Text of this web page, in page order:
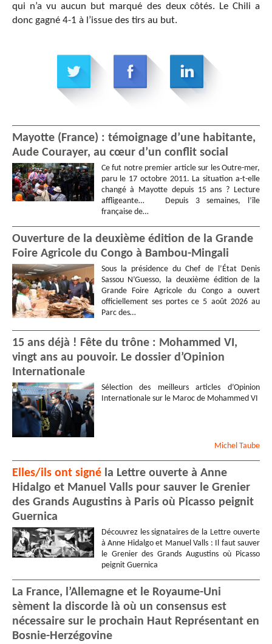
qui n’a vu aucun but marqué des deux côtés. Le Chili a
donc gagné 4-1 à l’issue des tirs au but.
Mayotte (France) : témoignage d’une habitante,
Aude Courayer, au cœur d’un conflit social
Ce fut notre premier article sur les Outre-mer,
paru le 17 octobre 2011. La situation a-t-elle
changé à Mayotte depuis 15 ans ? Lecture
affligeante… Depuis 3 semaines, l’île
française de…
Ouverture de la deuxième édition de la Grande
Foire Agricole du Congo à Bambou-Mingali
Sous la présidence du Chef de l’État Denis
Sassou N’Guesso, la deuxième édition de la
Grande Foire Agricole du Congo a ouvert
officiellement ses portes ce 5 août 2026 au
Parc des…
15 ans déjà ! Fête du trône : Mohammed VI,
vingt ans au pouvoir. Le dossier d’Opinion
Internationale
Sélection des meilleurs articles d’Opinion
Internationale sur le Maroc de Mohammed VI
Michel Taube
Elles/ils ont signé la Lettre ouverte à Anne
Hidalgo et Manuel Valls pour sauver le Grenier
des Grands Augustins à Paris où Picasso peignit
Guernica
Découvrez les signataires de la Lettre ouverte
à Anne Hidalgo et Manuel Valls : Il faut sauver
le Grenier des Grands Augustins où Picasso
peignit Guernica
La France, l’Allemagne et le Royaume-Uni
sèment la discorde là où un consensus est
nécessaire sur le prochain Haut Représentant en
Bosnie-Herzégovine